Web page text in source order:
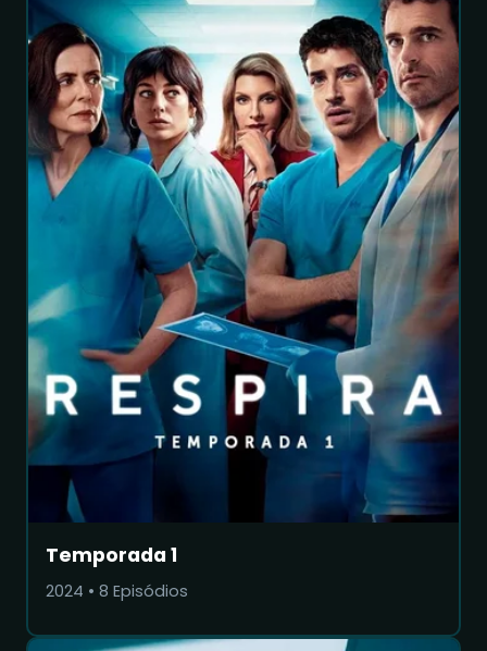
Temporada 1
2024 • 8 Episódios